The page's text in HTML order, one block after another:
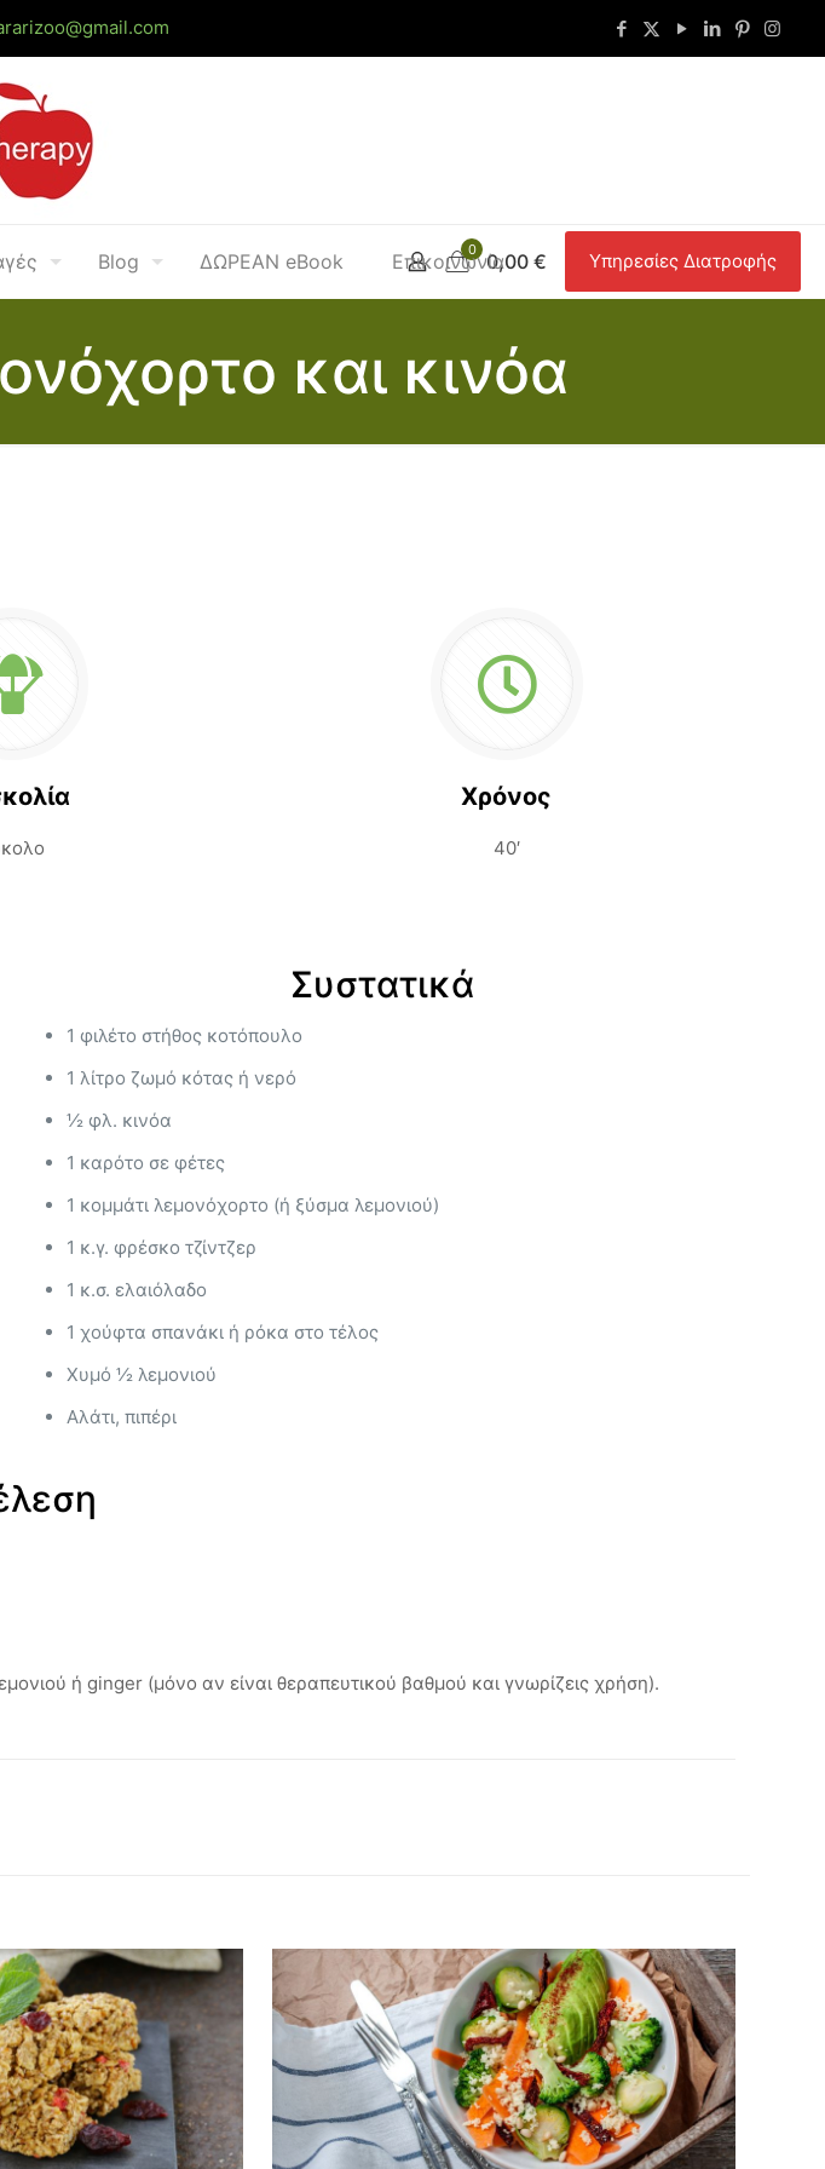
Blog ΔΩΡΕΑΝ eBook Επικοινωνία
0 0,00 € Υπηρεσίες Διατροφής
και κινόα
Χρόνος
40′
Συστατικά
1 φιλέτο στήθος κοτόπουλο
1 λίτρο ζωμό κότας ή νερό
½ φλ. κινόα
1 καρότο σε φέτες
1 κομμάτι λεμονόχορτο (ή ξύσμα λεμονιού)
1 κ.γ. φρέσκο τζίντζερ
1 κ.σ. ελαιόλαδο
1 χούφτα σπανάκι ή ρόκα στο τέλος
Χυμό ½ λεμονιού
Αλάτι, πιπέρι
ή ginger (μόνο αν είναι θεραπευτικού βαθμού και γνωρίζεις χρήση).